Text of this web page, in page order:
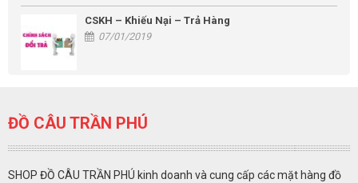
CSKH – Khiếu Nại – Trả Hàng
07/01/2019
ĐỒ CÂU TRẦN PHÚ
SHOP ĐỒ CÂU TRẦN PHÚ kinh doanh và cung cấp các mặt hàng đồ